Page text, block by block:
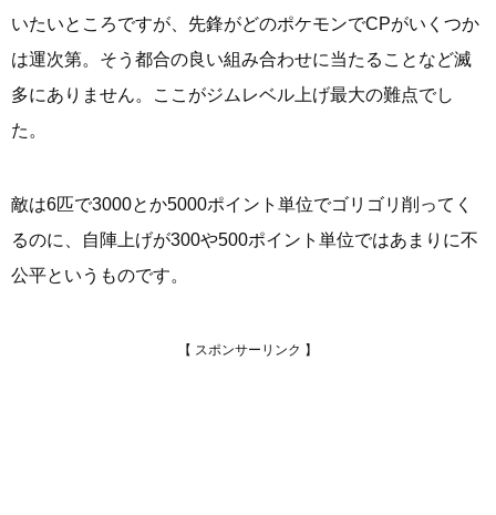
いたいところですが、先鋒がどのポケモンでCPがいくつか
は運次第。そう都合の良い組み合わせに当たることなど滅
多にありません。ここがジムレベル上げ最大の難点でし
た。
敵は6匹で3000とか5000ポイント単位でゴリゴリ削ってく
るのに、自陣上げが300や500ポイント単位ではあまりに不
公平というものです。